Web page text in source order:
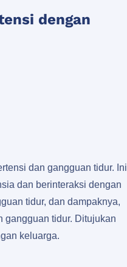
dengan
dan gangguan tidur. Ini
dan berinteraksi dengan
tidur, dan dampaknya,
gangguan tidur. Ditujukan
keluarga.